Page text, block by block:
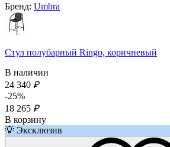
Бренд: Umbra
Стул полубарный Ringo, коричневый
В наличии
24 340 ₽
-25%
18 265 ₽
В корзину
💡 Эксклюзив